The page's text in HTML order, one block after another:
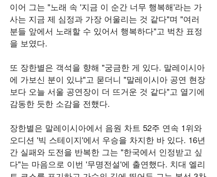
이어 그는 "노래 속 '지금 이 순간 너무 행복해'라는 가
사는 지금 제 심정과 가장 어울리는 것 같다"며 "여러
분들 앞에서 노래할 수 있어서 행복하다"고 벅찬 표정
을 보였다.
또 장한별은 객석을 향해 "궁금한 게 있다. 말레이시아
에 가보신 분이 있냐"고 묻더니 "말레이시아 공연 현장
보다 오늘 서울 공연장이 더 뜨거운 것 같다"고 열기에
감동한 듯한 소감을 전했다.
장한별은 말레이시아에서 음원 차트 52주 연속 1위와
오디션 '빅 스테이지'에서 우승을 차지한 바 있다. 16년
간 실패와 도전을 반복한 그는 "한국에서 인정받고 싶
다"는 마음으로 이번 '무명전설'에 출연했다. 치대 엘리